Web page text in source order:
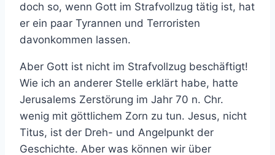
doch so, wenn Gott im Strafvollzug tätig ist, hat
er ein paar Tyrannen und Terroristen
davonkommen lassen.
Aber Gott ist nicht im Strafvollzug beschäftigt!
Wie ich an anderer Stelle erklärt habe, hatte
Jerusalems Zerstörung im Jahr 70 n. Chr.
wenig mit göttlichem Zorn zu tun. Jesus, nicht
Titus, ist der Dreh- und Angelpunkt der
Geschichte. Aber was können wir über